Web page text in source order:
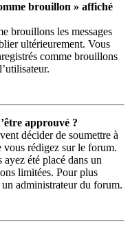
brouillon » affiché
brouillons les messages
ultérieurement. Vous
comme brouillons
approuvé ?
décider de soumettre à
vous rédigez sur le forum.
été placé dans un
limitées. Pour plus
administrateur du forum.